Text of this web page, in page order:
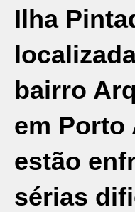
Ilha
bairro
em Porto
estão
sérias